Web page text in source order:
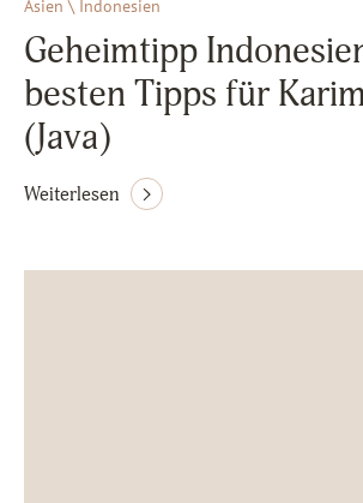
Asien \ Indonesien
Geheimtipp
besten Tipps für
(Java)
Weiterlesen